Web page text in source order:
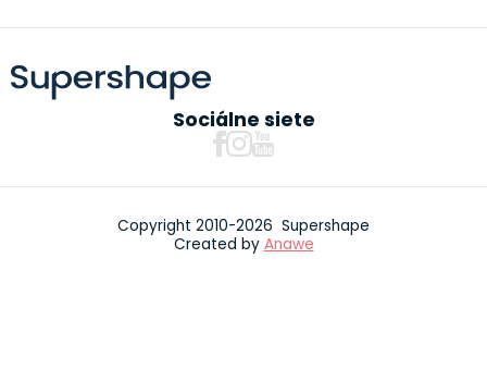
Sociálne siete
Copyright 2010-2026 Supershape
Created by Anawe